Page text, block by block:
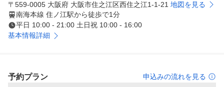
〒559-0005 大阪府 大阪市住之江区西住之江1-1-21 地図を見る
南海本線 住ノ江駅から徒歩で1分
平日 10:00 - 21:00 土日祝 10:00 - 16:00
基本情報詳細
予約プラン 申込みの流れを見る